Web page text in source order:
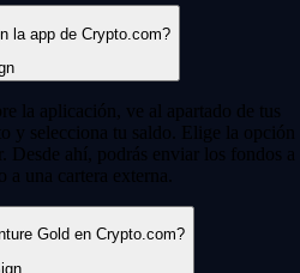
la app de Crypto.com?
la aplicación, ve al apartado de tus
y selecciona tu saldo. Elige la opción
Desde ahí, podrás enviar los fondos a
una cartera externa.
Gold en Crypto.com?